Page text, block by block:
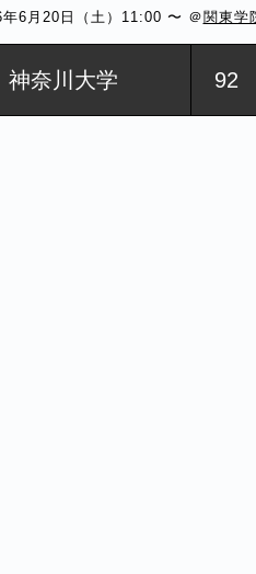
6月20日（土）11:00 〜 ＠ 関東学
神奈川大学 92